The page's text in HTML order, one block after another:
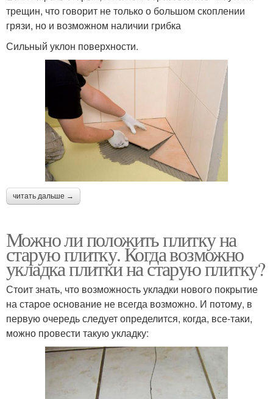
трещин, что говорит не только о большом скоплении
грязи, но и возможном наличии грибка
Сильный уклон поверхности.
читать дальше →
Можно ли положить плитку на
старую плитку. Когда возможно
укладка плитки на старую плитку?
Стоит знать, что возможность укладки нового покрытие
на старое основание не всегда возможно. И потому, в
первую очередь следует определится, когда, все-таки,
можно провести такую укладку: